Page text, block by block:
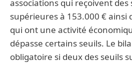
associations qui reçoivent
supérieures à 153.000 € ainsi
qui ont une activité
dépasse certains seuils. Le
obligatoire si deux des seuils